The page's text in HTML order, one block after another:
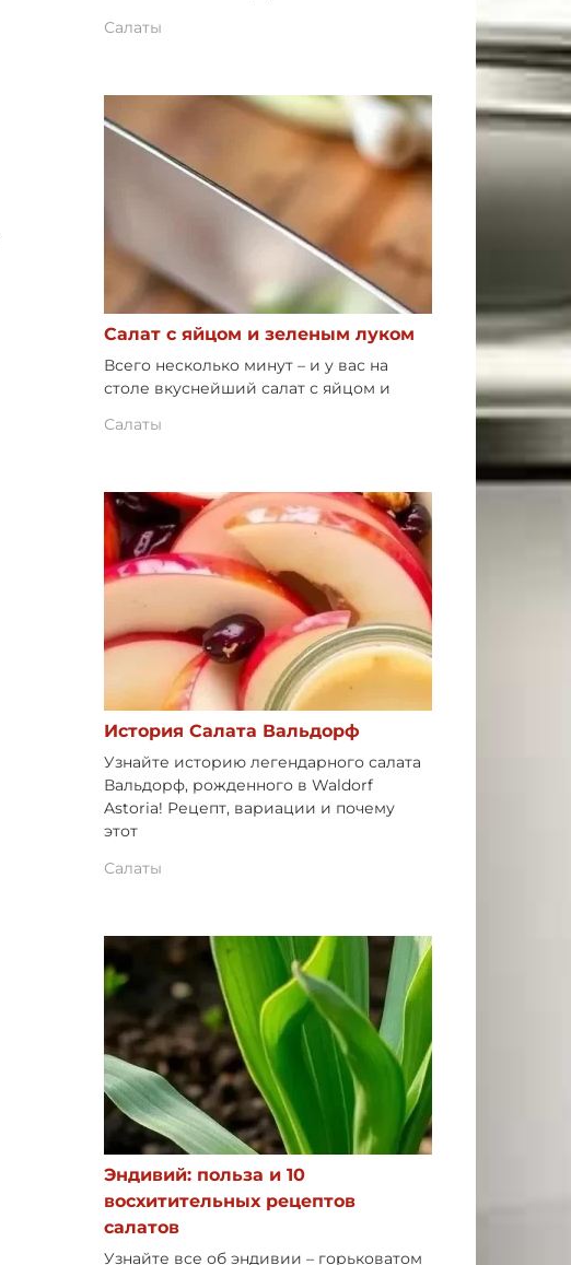
Салаты
Салат с яйцом и зеленым луком
Всего несколько минут – и у вас на
столе вкуснейший салат с яйцом и
Салаты
История Салата Вальдорф
Узнайте историю легендарного салата
Вальдорф, рожденного в Waldorf
Astoria! Рецепт, вариации и почему
этот
Салаты
Эндивий: польза и 10
восхитительных рецептов
салатов
Узнайте все об эндивии – горьковатом